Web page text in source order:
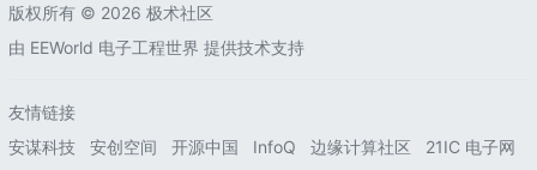
版权所有 © 2026 极术社区
由 EEWorld 电子工程世界 提供技术支持
友情链接
安谋科技
安创空间 开源中国 InfoQ 边缘计算社区 21IC 电子网